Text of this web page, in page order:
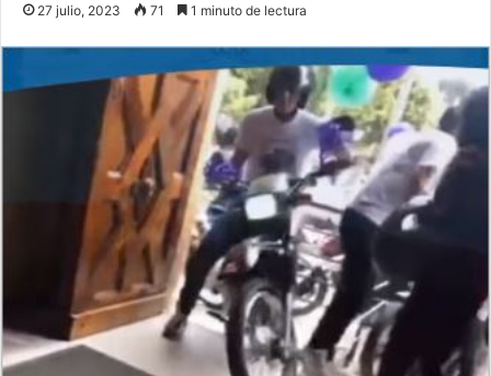
27 julio, 2023 71 1 minuto de lectura